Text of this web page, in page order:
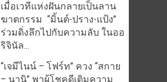
เมื่อเวทีแห่งฝันกลายเป็นลาน
ฆาตกรรม “มิ้นต์-ปราง-แป้ง”
ร่วมดิ่งลึกไปกับความลับ ในออ
ริจินัล...
“เจมีไนน์ – โฟร์ท” ควง “สกาย
– นานิ” พาผู้โชคดีเติมความ